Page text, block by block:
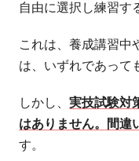
自由に選択し練習す
これは、養成講習中
は、いずれであって
しかし、実技試験対
はありません。間違
す。